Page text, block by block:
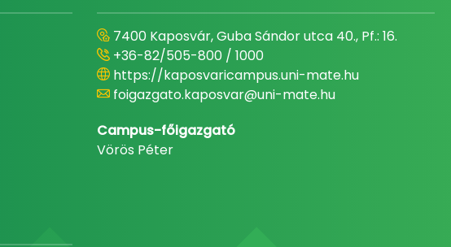
7400 Kaposvár, Guba Sándor utca 40., Pf.: 16.
+36-82/505-800 / 1000
https://kaposvaricampus.uni-mate.hu
foigazgato.kaposvar@uni-mate.hu
Campus-főigazgató
Vörös Péter